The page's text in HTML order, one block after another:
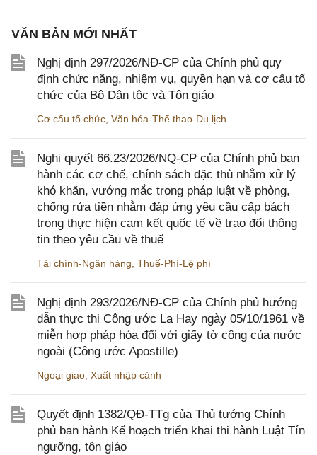
VĂN BẢN MỚI NHẤT
Nghị định 297/2026/NĐ-CP của Chính phủ quy
định chức năng, nhiệm vụ, quyền hạn và cơ cấu tổ
chức của Bộ Dân tộc và Tôn giáo
Cơ cấu tổ chức, Văn hóa-Thể thao-Du lịch
Nghị quyết 66.23/2026/NQ-CP của Chính phủ ban
hành các cơ chế, chính sách đặc thù nhằm xử lý
khó khăn, vướng mắc trong pháp luật về phòng,
chống rửa tiền nhằm đáp ứng yêu cầu cấp bách
trong thực hiện cam kết quốc tế về trao đổi thông
tin theo yêu cầu về thuế
Tài chính-Ngân hàng, Thuế-Phí-Lệ phí
Nghị định 293/2026/NĐ-CP của Chính phủ hướng
dẫn thực thi Công ước La Hay ngày 05/10/1961 về
miễn hợp pháp hóa đối với giấy tờ công của nước
ngoài (Công ước Apostille)
Ngoại giao, Xuất nhập cảnh
Quyết định 1382/QĐ-TTg của Thủ tướng Chính
phủ ban hành Kế hoạch triển khai thi hành Luật Tín
ngưỡng, tôn giáo